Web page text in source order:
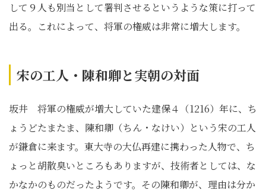
して９人も別当として署判させるというような策に打って
出る。これによって、将軍の権威は非常に増大します。
宋の工人・陳和卿と実朝の対面
坂井 将軍の権威が増大していた建保４（1216）年に、ち
ょうどたまたま、陳和卿（ちん・なけい）という宋の工人
が鎌倉に来ます。東大寺の大仏再建に携わった人物で、ち
ょっと胡散臭いところもありますが、技術者としては、な
かなかのものだったようです。その陳和卿が、理由は分か